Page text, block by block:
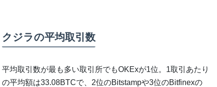
クジラの平均取引数
平均取引数が最も多い取引所でもOKExが1位。1取引あたり
の平均額は33.08BTCで、2位のBitstampや3位のBitfinexの